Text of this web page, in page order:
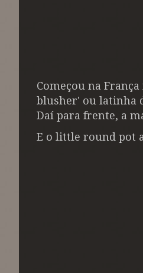
Começou na
blusher' ou latinha
Daí para frente, a
E o little round pot